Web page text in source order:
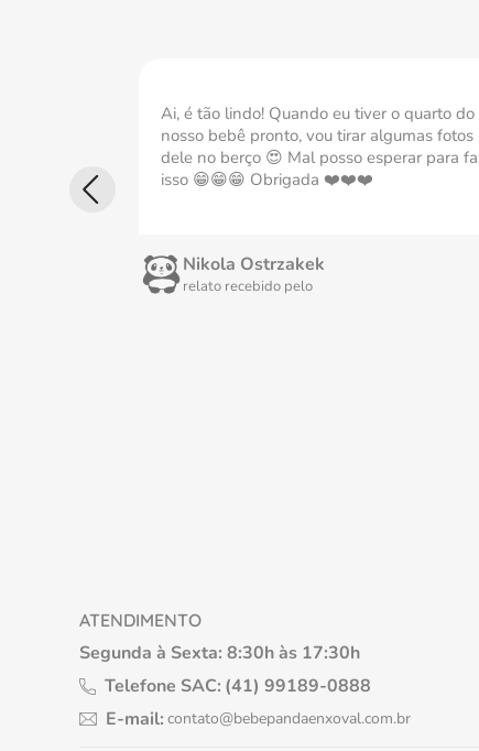
Ai, é tão lindo! Quando eu tiver o quarto do
nosso bebê pronto, vou tirar algumas fotos
dele no berço 😍 Mal posso esperar para
isso 😁😁😁 Obrigada ❤️❤️❤️
Nikola Ostrzakek
relato recebido pelo
ATENDIMENTO
Segunda à Sexta: 8:30h às 17:30h
Telefone SAC: (41) 99189-0888
E-mail: contato@bebepandaenxoval.com.br